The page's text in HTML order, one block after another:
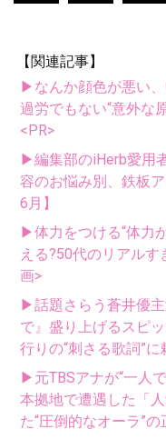
【関連記事】
▶なんか顔色が悪い、
過労でもない“意外な
<PR>
▶編集部のiHerb愛用
容のお悩み別、鉄板
6月】
▶体力をつける“体力
える?50代のリアル
画>
▶話題さらう蒼井優
で』盛り上げるスピ
行りの“刺さる歌詞”
▶元TBSアナが“一人
本拠地で遭遇した「
た“圧倒的なオーラ”の